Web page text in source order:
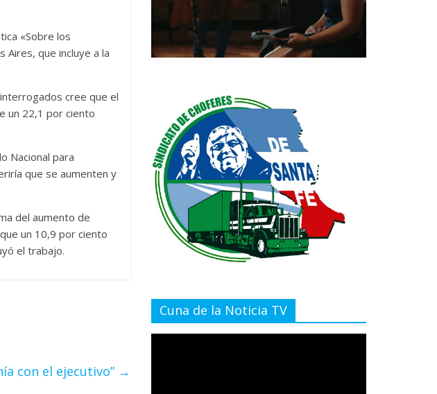
«Sobre los
que incluye a la
cree que el
un 22,1 por ciento
Nacional para
que se aumenten y
del aumento de
un 10,9 por ciento
el trabajo.
con el ejecutivo” →
Cuna de la Noticia TV